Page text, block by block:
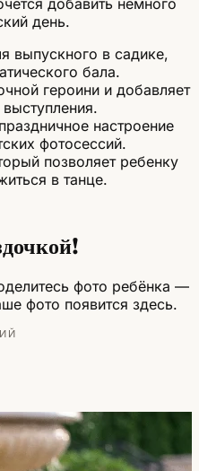
день.
выпускного в садике,
бала.
героини и добавляет
настроение
фотосессий.
позволяет ребенку
в танце.
фото ребёнка —
фото появится здесь.